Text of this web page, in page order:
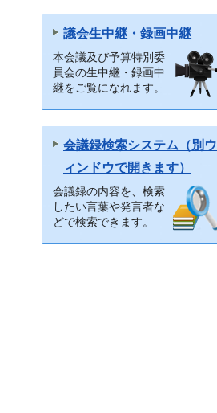
議会生中継・録画中継
本会議及び予算特別委
員会の生中継・録画中
継をご覧になれます。
会議録検索システム（別ウ
ィンドウで開きます）
会議録の内容を、検索
したい言葉や発言者な
どで検索できます。